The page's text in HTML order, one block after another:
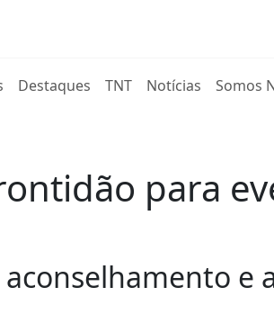
Destaques TNT Notícias Somos
para
e